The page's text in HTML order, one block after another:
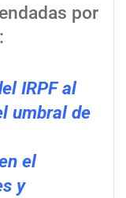
por
IRPF al
umbral de
el
y